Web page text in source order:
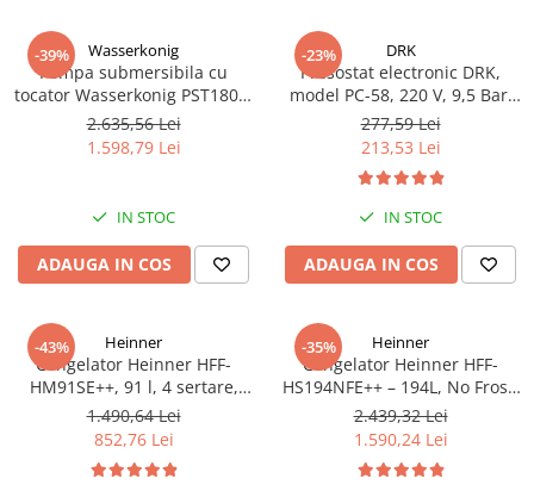
-39% Wasserkonig
Pompa submersibila cu
tocator Wasserkonig PST1800,
particule max. 10 mm, putere
1800 W, debit 17500 l/h,
inaltime refulare 11.5 m
2.635,56 Lei
1.598,79 Lei
IN STOC
ADAUGA IN COS
-23% DRK
Presostat electronic DRK,
model PC-58, 220 V, 9,5 Bar,
1Kw, 10A
277,59 Lei
213,53 Lei
IN STOC
ADAUGA IN COS
-43% Heinner
Congelator Heinner HFF-
HM91SE++, 91 l, 4 sertare,
Control mecanic, Clasa E, H 85
cm, Argintiu
1.490,64 Lei
852,76 Lei
-35% Heinner
Congelator Heinner HFF-
HS194NFE++ – 194L, No Frost,
6 Compartimente, Control
Electronic
2.439,32 Lei
1.590,24 Lei